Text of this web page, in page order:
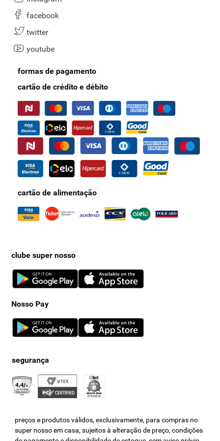
Tudo isso você aproveita ainda mais fazendo parte do
Supernosso Prime
em parceiros, entrega grátis e ofertas exclusivas.
facebook
twitter
youtube
formas de pagamento
cartão de crédito e débito
cartão de alimentação
clube super nosso
Nosso Pay
preços e produtos válidos, exclusivamente, para compras no
super nosso em casa, sujeitos à alteração de preço, condições